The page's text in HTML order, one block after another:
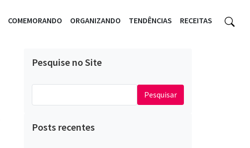
COMEMORANDO ORGANIZANDO TENDÊNCIAS RECEITAS
Pesquise no Site
Posts recentes